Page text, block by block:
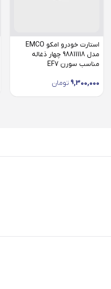
استارت خودرو امکو EMCO
مدل 98811118 چهار ذغاله
مناسب سورن EF7
9,300,000 تومان